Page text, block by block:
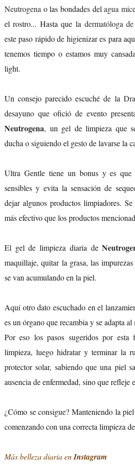
Neutrogena o las bondades delagua
el rostro... Hasta que la dermatóloga
este paso rápido de higienizar es para
tenemos tiempo o estamos muy
light.
Un consejo parecido escuché de la
desayuno que ofició de evento
Neutrogena, un gel de limpieza que
ducha o siguiendo el gesto de lavarse la
Ultra Gentle tiene un bonus y es que
sensibles y evita la sensación de
dejar algunos productos limpiadores.
más efectivo que los productos
El gel de limpieza diaria de
maquillaje, quitar la grasa, las
se van acumulando en la piel.
Aquí otro dato escuchado en el
es un órgano que recambia y se adapta
Por eso los pasos sugeridos por esta
limpieza, luego hidratar y terminar la
protector solar, sabiendo que una piel
ausencia de enfermedad, sino que refleje
¿Cómo se consigue? Manteniendo la
comenzando con una correcta limpieza
Más belleza diaria enInstagram